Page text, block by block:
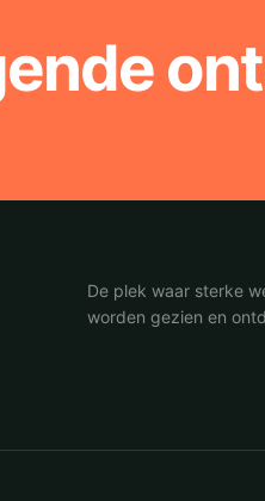
De plek waar sterke
worden gezien en